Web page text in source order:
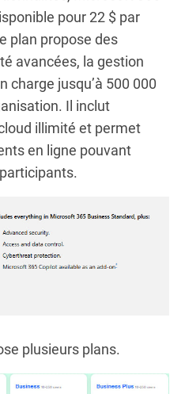
pour 22 $ par
plan propose des
avancées, la gestion
charge jusqu’à 500 000
Il inclut
illimité et permet
en ligne pouvant
plusieurs plans.